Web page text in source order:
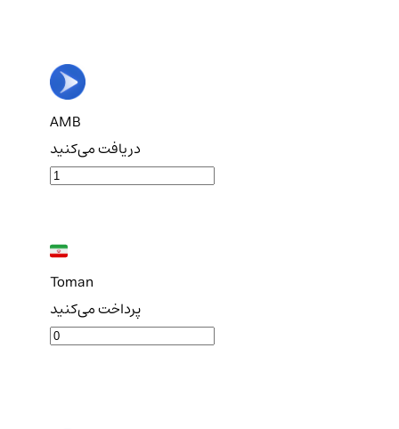
AMB
دریافت می‌کنید
Toman
پرداخت می‌کنید